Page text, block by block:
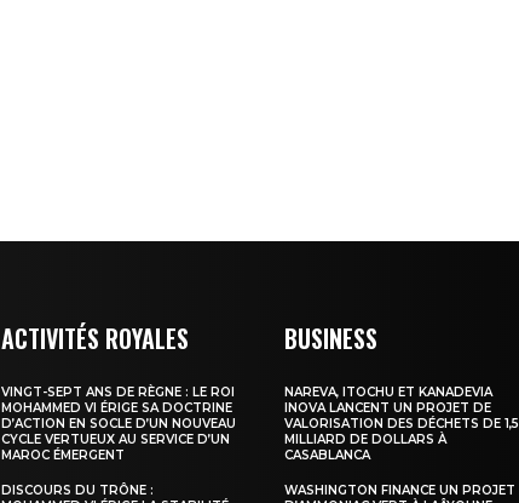
Formules d’abonnement
Mon compte
ACTIVITÉS ROYALES
VINGT-SEPT ANS DE RÈGNE : LE ROI
MOHAMMED VI ÉRIGE SA DOCTRINE
D’ACTION EN SOCLE D’UN NOUVEAU
CYCLE VERTUEUX AU SERVICE D’UN
MAROC ÉMERGENT
DISCOURS DU TRÔNE :
BUSINESS
NAREVA, ITOCHU ET KANADEVIA
INOVA LANCENT UN PROJET DE
VALORISATION DES DÉCHETS DE 1,5
MILLIARD DE DOLLARS À
CASABLANCA
WASHINGTON FINANCE UN PROJET